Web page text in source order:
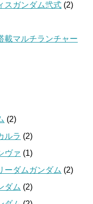
スガンダム弐式 (2)
載マルチランチャー
(2)
ルラ (2)
ヴァ (1)
ーダムガンダム (2)
ダム (2)